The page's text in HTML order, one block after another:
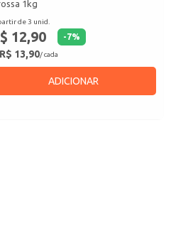
1kg
de 3 unid.
12,90 -7%
R$ 13,90/ cada
ADICIONAR